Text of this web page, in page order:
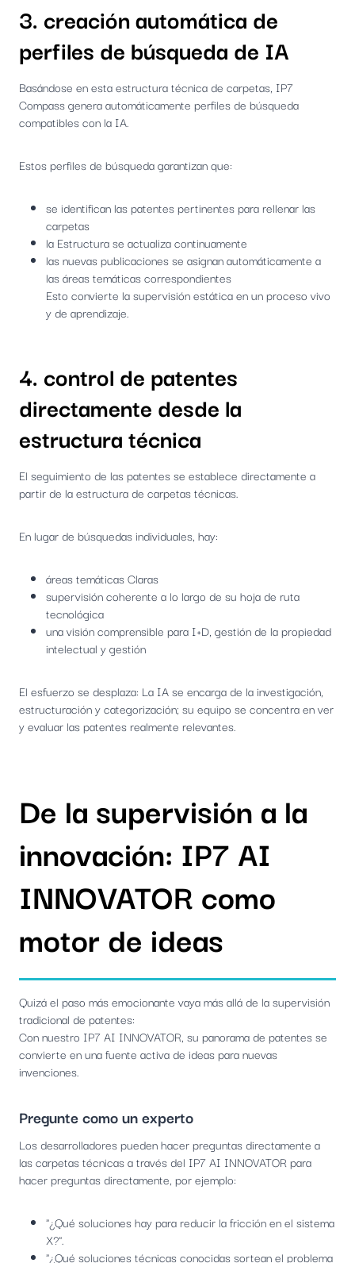
3. creación automática de
perfiles de búsqueda de IA
Basándose en esta estructura técnica de carpetas, IP7
Compass genera automáticamente perfiles de búsqueda
compatibles con la IA.
Estos perfiles de búsqueda garantizan que:
se identifican las patentes pertinentes para rellenar las
carpetas
la Estructura se actualiza continuamente
las nuevas publicaciones se asignan automáticamente a
las áreas temáticas correspondientes
Esto convierte la supervisión estática en un proceso vivo
y de aprendizaje.
4. control de patentes
directamente desde la
estructura técnica
El seguimiento de las patentes se establece directamente a
partir de la estructura de carpetas técnicas.
En lugar de búsquedas individuales, hay:
áreas temáticas Claras
supervisión coherente a lo largo de su hoja de ruta
tecnológica
una visión comprensible para I+D, gestión de la propiedad
intelectual y gestión
El esfuerzo se desplaza: La IA se encarga de la investigación,
estructuración y categorización; su equipo se concentra en ver
y evaluar las patentes realmente relevantes.
De la supervisión a la
innovación: IP7 AI
INNOVATOR como
motor de ideas
Quizá el paso más emocionante vaya más allá de la supervisión
tradicional de patentes:
Con nuestro IP7 AI INNOVATOR, su panorama de patentes se
convierte en una fuente activa de ideas para nuevas
invenciones.
Pregunte como un experto
Los desarrolladores pueden hacer preguntas directamente a
las carpetas técnicas a través del IP7 AI INNOVATOR para
hacer preguntas directamente, por ejemplo:
"¿Qué soluciones hay para reducir la fricción en el sistema
X?".
"¿Qué soluciones técnicas conocidas sortean el problema